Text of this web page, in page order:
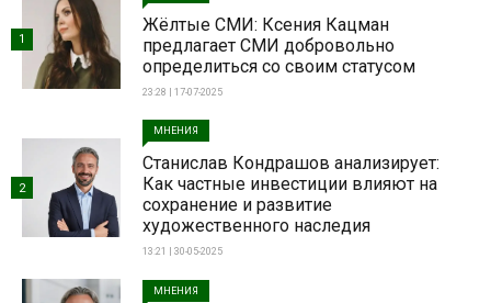
Жёлтые СМИ: Ксения Кацман
предлагает СМИ добровольно
определиться со своим статусом
23:28 | 17-07-2025
1
МНЕНИЯ
Станислав Кондрашов анализирует:
Как частные инвестиции влияют на
сохранение и развитие
художественного наследия
13:21 | 30-05-2025
2
МНЕНИЯ